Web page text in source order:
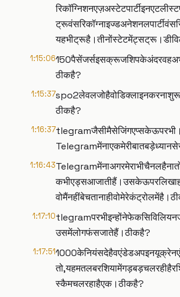
1:15:06
ठीकहै?
1:15:37
ठीकहै?
1:16:37
1:16:43
1:17:10
उसमेंलोगफंसजातेहैं।ठीकहै?
1:17:51
स्कैमचलरहाहैएक।ठीकहै?